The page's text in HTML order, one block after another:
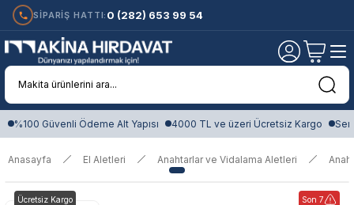
SİPARİŞ HATTI: 0 (282) 653 99 54
%100 Güvenli Ödeme Alt Yapısı 4000 TL ve üzeri Ücretsiz Kargo
Anasayfa El Aletleri Anahtarlar ve Vidalama Aletleri
Ücretsiz Kargo Son 7